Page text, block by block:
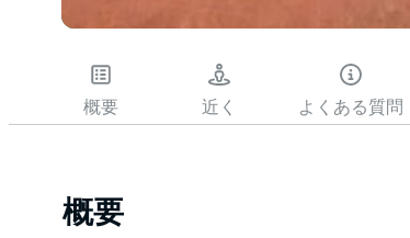
概要 近く よくある質問
概要